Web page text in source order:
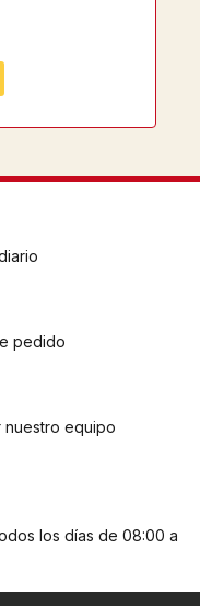
pedido
nuestro equipo
los días de 08:00 a